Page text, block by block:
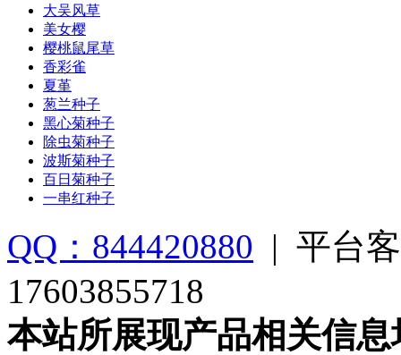
大吴风草
美女樱
樱桃鼠尾草
香彩雀
夏堇
葱兰种子
黑心菊种子
除虫菊种子
波斯菊种子
百日菊种子
一串红种子
QQ：844420880 | 平台
17603855718
本站所展现产品相关信